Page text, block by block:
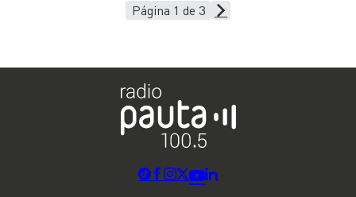
Página 1 de 3